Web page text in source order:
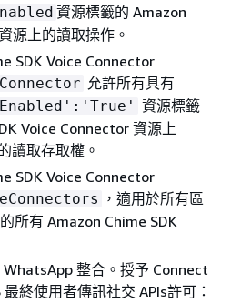
資源標籤的 Amazon
源上的讀取操作。
SDK Voice Connector
允許所有具有
資源標籤
Voice Connector 資源上
讀取存取權。
SDK Voice Connector
，適用於所有區
所有 Amazon Chime SDK
整合。授予 Connect
終使用者傳訊社交 APIs許可：